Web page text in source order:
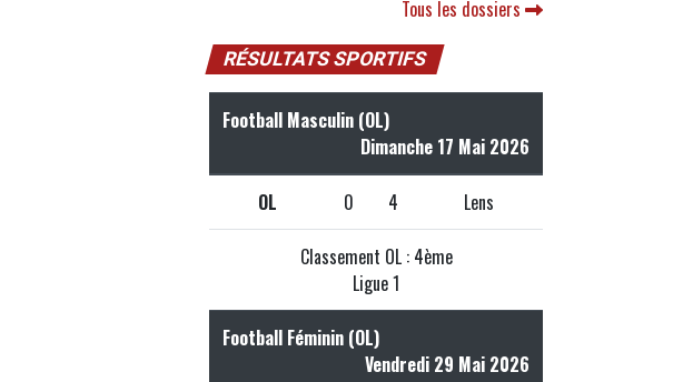
Tous les dossiers
RÉSULTATS SPORTIFS
Football Masculin (OL)
Dimanche 17 Mai 2026
OL 0 4 Lens
Classement OL : 4ème
Ligue 1
Football Féminin (OL)
Vendredi 29 Mai 2026